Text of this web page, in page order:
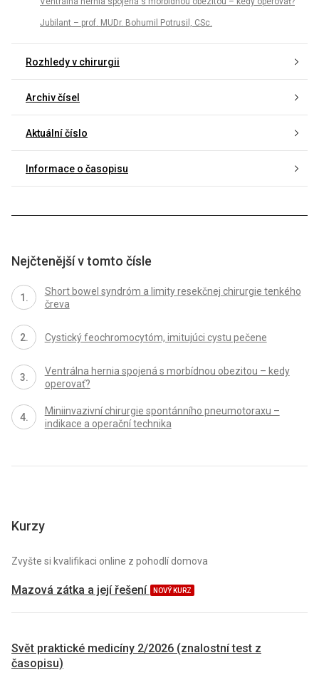
Jubilant – prof. MUDr. Bohumil Potrusil, CSc.
Rozhledy v chirurgii
Archiv čísel
Aktuální číslo
Informace o časopisu
Nejčtenější v tomto čísle
Short bowel syndróm a limity resekčnej chirurgie tenkého
čreva
Cystický feochromocytóm, imitujúci cystu pečene
Ventrálna hernia spojená s morbídnou obezitou – kedy
operovať?
Miniinvazivní chirurgie spontánního pneumotoraxu –
indikace a operační technika
Kurzy
Zvyšte si kvalifikaci online z pohodlí domova
Mazová zátka a její řešení NOVÝ KURZ
Svět praktické medicíny 2/2026 (znalostní test z
časopisu)